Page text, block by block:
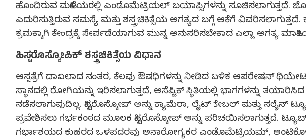
ಹೊಂದಿರುವ ಮಹಿಳೆಯರಲ್ಲಿ ಎಂಡೊಮೆಟ್ರಿಯಲ್ ಬಯಾಪ್ಸಿಗಳನ್ನು ಸೂಚಿಸಲಾಗುತ್ತದೆ. ಜೊತೆಗೆ
ಎದುರಿಸುತ್ತಿರುವ ಸಮಸ್ಯೆ ಮತ್ತು ಶಸ್ತ್ರಚಿಕಿತ್ಸೆಯ ಅಗತ್ಯದ ಬಗ್ಗೆ ಆಕೆಗೆ
ಕ್ರಮಕ್ಕಾಗಿ ಕೇಂದ್ರಕ್ಕೆ ಸೇರ್ಪಡೆಯಾಗುವ ಮುನ್ನ ಅನುಸರಿಸಬೇಕಾದ ಎಲ್ಲಾ ಅಗತ್ಯ
ಹಿಸ್ಟರೊಸ್ಕೋಪಿಕ್ ಶಸ್ತ್ರಚಿಕಿತ್ಸೆಯ ವಿಧಾನ
ಆಸ್ಪತ್ರೆಗೆ ದಾಖಲಾದ ನಂತರ, ಕೆಲವು ಔಷಧಿಗಳನ್ನು ನೀಡಿದ ಬಳಿಕ ಆಪರೇಷನ್
ಸ್ಥಾನದಲ್ಲಿ ರೋಗಿಯನ್ನು ಇರಿಸಲಾಗುತ್ತದೆ, ಅಸೆಪ್ಟಿಕ್ ಸ್ಥಿತಿಯಲ್ಲಿ ಭಾಗಗಳನ್ನು
ನಡೆಸಲಾಗುವುದಿಲ್ಲ. ಹಿಸ್ಟರೊಸ್ಕೋಪ್ ಅನ್ನು ಕ್ಯಾಮೆರಾ, ಲೈಟ್ ಕೇಬಲ್ ಮತ್ತು
ಪ್ರವೇಶಿಸಲು ಗರ್ಭಕಂಠದ ಮೂಲಕ ಹಿಸ್ಟರೊಸ್ಕೋಪ್ ಅನ್ನು ಪರಿಚಯಿಸಲಾಗುತ್ತದೆ.
ಗರ್ಭಾಶಯದ ಕುಹರದ ಒಳಪದರವು ಅನಾರೋಗ್ಯಕರ ಎಂಡೊಮೆಟ್ರಿಯಮ್,